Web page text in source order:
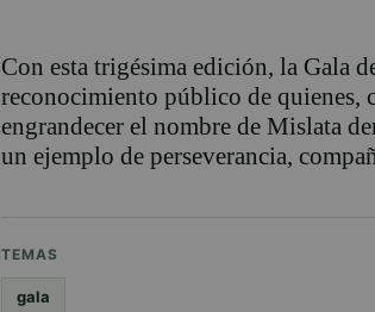
Con esta trigésima edición, la Gala
reconocimiento público de quienes,
engrandecer el nombre de Mislata
un ejemplo de perseverancia,
TEMAS
gala